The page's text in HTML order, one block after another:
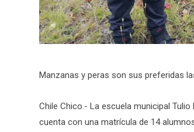
Manzanas y peras son sus preferidas
Chile Chico.- La escuela municipal
cuenta con una matrícula de 14